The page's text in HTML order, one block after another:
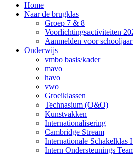
Home
Naar de brugklas
Groep 7 & 8
Voorlichtingsactiviteiten
Aanmelden voor
Onderwijs
vmbo basis/kader
mavo
havo
vwo
Groeiklassen
Technasium (O&O)
Kunstvakken
Internationalisering
Cambridge Stream
Internationale Schakelklas
Intern Ondersteunings